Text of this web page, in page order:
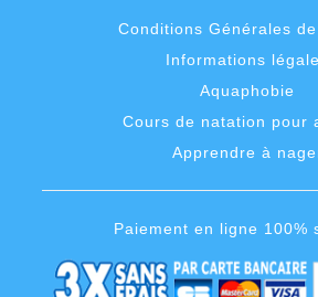
Conditions Générales
Informations
Aquaphobie
Cours de natation pour
Apprendre à
Paiement en ligne 100%